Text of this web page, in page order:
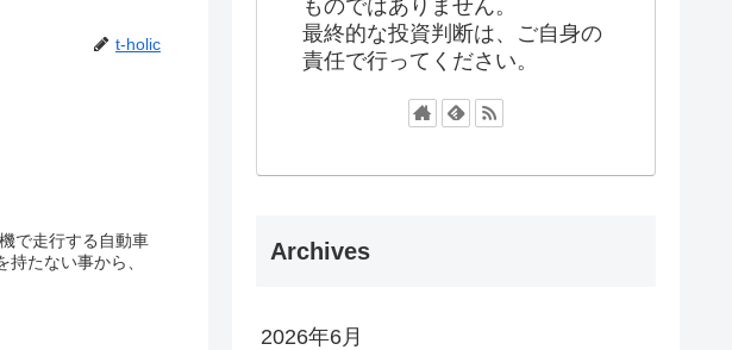
t-holic
たない事から、
ものではありません。
最終的な投資判断は、ご自身の
責任で行ってください。
Archives
2026年6月